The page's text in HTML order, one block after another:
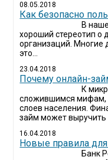
08.05.2018
Как безопасно
В
хороший стереотип о
организаций. Многие
это...
23.04.2018
Почему онлайн-
К
сложившимся мифам,
слоев населения.
займ может выручить
16.04.2018
Новые правила
Банк